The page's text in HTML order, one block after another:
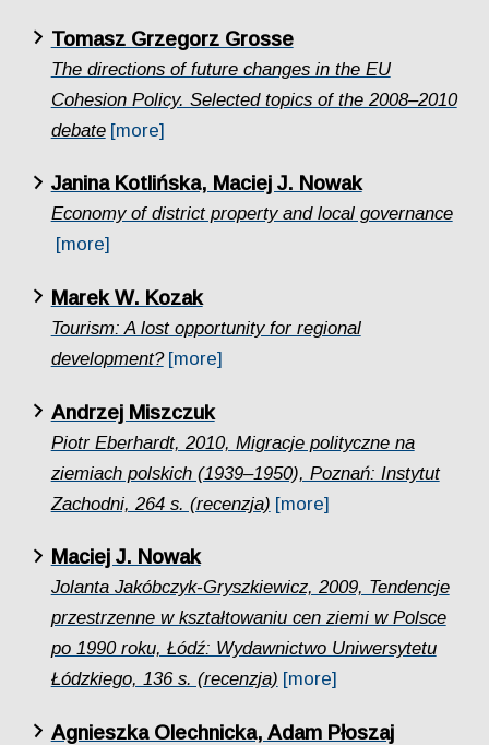
Tomasz Grzegorz Grosse
The directions of future changes in the EU
Cohesion Policy. Selected topics of the 2008–2010
debate [more]
Janina Kotlińska, Maciej J. Nowak
Economy of district property and local governance
[more]
Marek W. Kozak
Tourism: A lost opportunity for regional
development? [more]
Andrzej Miszczuk
Piotr Eberhardt, 2010, Migracje polityczne na
ziemiach polskich (1939–1950), Poznań: Instytut
Zachodni, 264 s. (recenzja) [more]
Maciej J. Nowak
Jolanta Jakóbczyk-Gryszkiewicz, 2009, Tendencje
przestrzenne w kształtowaniu cen ziemi w Polsce
po 1990 roku, Łódź: Wydawnictwo Uniwersytetu
Łódzkiego, 136 s. (recenzja) [more]
Agnieszka Olechnicka, Adam Płoszaj